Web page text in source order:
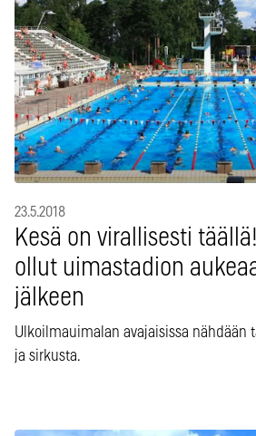
23.5.2018
Kesä on virallisesti
ollut uimastadion
jälkeen
Ulkoilmauimalan avajaisissa nähdään
ja sirkusta.